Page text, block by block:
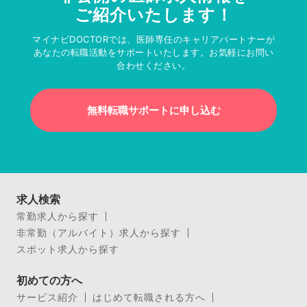
ご紹介いたします！
マイナビDOCTORでは、医師専任のキャリアパートナーが
あなたの転職活動をサポートいたします。お気軽にお問い
合わせください。
無料転職サポートに申し込む
求人検索
常勤求人から探す
非常勤（アルバイト）求人から探す
スポット求人から探す
初めての方へ
サービス紹介
はじめて転職される方へ